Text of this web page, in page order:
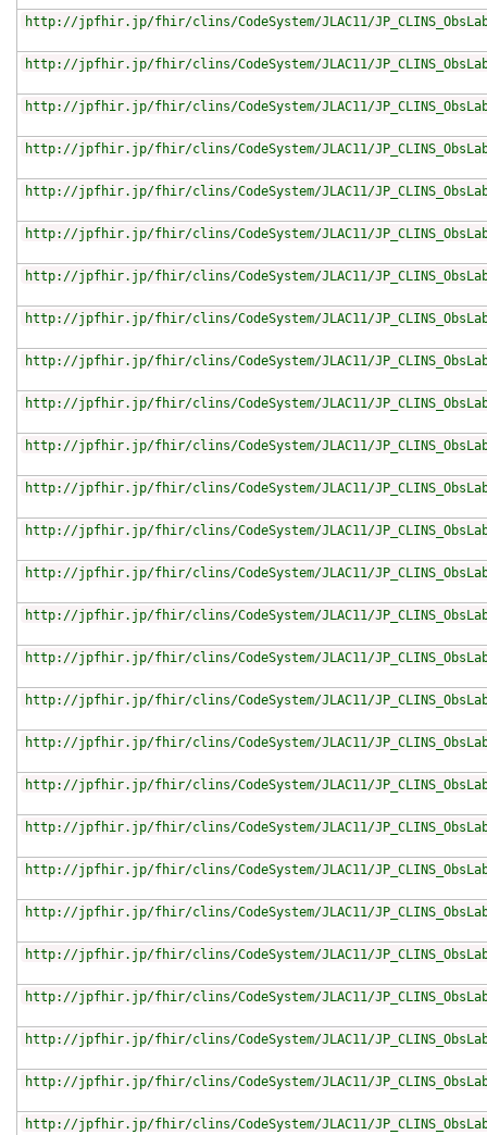
http://jpfhir.jp/fhir/clins/CodeSystem/JLAC11/
http://jpfhir.jp/fhir/clins/CodeSystem/JLAC11/
http://jpfhir.jp/fhir/clins/CodeSystem/JLAC11/
http://jpfhir.jp/fhir/clins/CodeSystem/JLAC11/
http://jpfhir.jp/fhir/clins/CodeSystem/JLAC11/
http://jpfhir.jp/fhir/clins/CodeSystem/JLAC11/
http://jpfhir.jp/fhir/clins/CodeSystem/JLAC11/
http://jpfhir.jp/fhir/clins/CodeSystem/JLAC11/
http://jpfhir.jp/fhir/clins/CodeSystem/JLAC11/
http://jpfhir.jp/fhir/clins/CodeSystem/JLAC11/
http://jpfhir.jp/fhir/clins/CodeSystem/JLAC11/
http://jpfhir.jp/fhir/clins/CodeSystem/JLAC11/
http://jpfhir.jp/fhir/clins/CodeSystem/JLAC11/
http://jpfhir.jp/fhir/clins/CodeSystem/JLAC11/
http://jpfhir.jp/fhir/clins/CodeSystem/JLAC11/
http://jpfhir.jp/fhir/clins/CodeSystem/JLAC11/
http://jpfhir.jp/fhir/clins/CodeSystem/JLAC11/
http://jpfhir.jp/fhir/clins/CodeSystem/JLAC11/
http://jpfhir.jp/fhir/clins/CodeSystem/JLAC11/
http://jpfhir.jp/fhir/clins/CodeSystem/JLAC11/
http://jpfhir.jp/fhir/clins/CodeSystem/JLAC11/
http://jpfhir.jp/fhir/clins/CodeSystem/JLAC11/
http://jpfhir.jp/fhir/clins/CodeSystem/JLAC11/
http://jpfhir.jp/fhir/clins/CodeSystem/JLAC11/
http://jpfhir.jp/fhir/clins/CodeSystem/JLAC11/
http://jpfhir.jp/fhir/clins/CodeSystem/JLAC11/
http://jpfhir.jp/fhir/clins/CodeSystem/JLAC11/